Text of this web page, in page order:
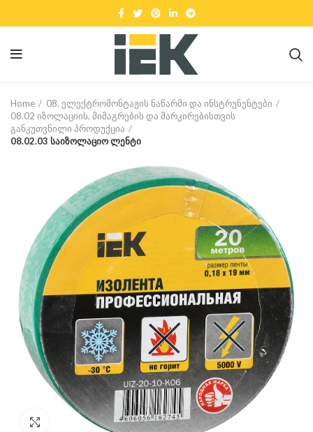
Home
08. ელექტრომონტაჟის ნაწარმი და ინსტრუნენტები
08.02 იზოლაციის, მიმაგრების და მარკირებისთვის
განკუთვნილი პროდუქცია
08.02.03 საიზოლაციო ლენტი
Click to enlarge